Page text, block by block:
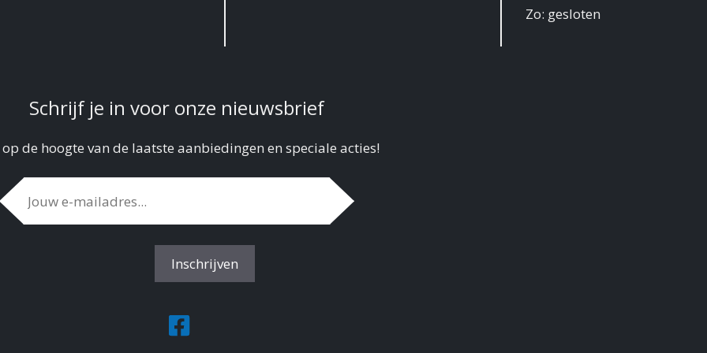
Zo: gesloten
Schrijf je in voor onze nieuwsbrief
de hoogte van de laatste aanbiedingen en speciale acties!